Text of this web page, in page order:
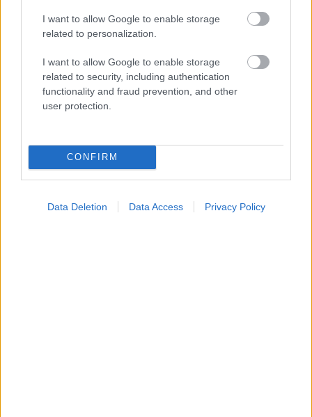
I want to allow Google to enable storage
related to personalization.
I want to allow Google to enable storage
related to security, including authentication
functionality and fraud prevention, and other
user protection.
CONFIRM
Data Deletion Data Access Privacy Policy
Για υγιή οστά προτιμότερο είναι το ποδόσφαιρο
έναντι του περπατήματος [μελέτη]